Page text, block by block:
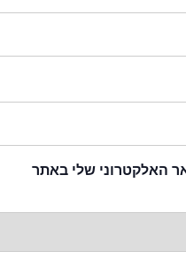
האלקטרוני שלי באתר